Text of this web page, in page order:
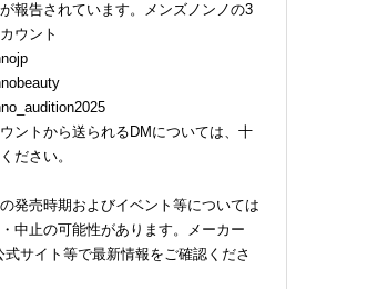
報告されています。メンズノンノの3
ウント
ントから送られるDMについては、十
ださい。
発売時期およびイベント等については
中止の可能性があります。メーカー
式サイト等で最新情報をご確認くださ